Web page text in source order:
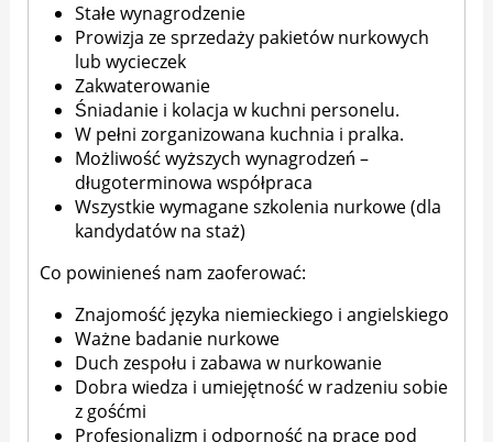
Stałe wynagrodzenie
Prowizja ze sprzedaży pakietów nurkowych
lub wycieczek
Zakwaterowanie
Śniadanie i kolacja w kuchni personelu.
W pełni zorganizowana kuchnia i pralka.
Możliwość wyższych wynagrodzeń –
długoterminowa współpraca
Wszystkie wymagane szkolenia nurkowe (dla
kandydatów na staż)
Co powinieneś nam zaoferować:
Znajomość języka niemieckiego i angielskiego
Ważne badanie nurkowe
Duch zespołu i zabawa w nurkowanie
Dobra wiedza i umiejętność w radzeniu sobie
z gośćmi
Profesjonalizm i odporność na pracę pod